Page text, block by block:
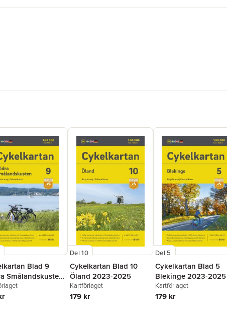
Blad 9
Smålandskusten
2025
Del 10
Cykelkartan Blad 10
Öland 2023-2025
Kartförlaget
179 kr
Del 5
Cykelkartan Blad 5
Blekinge 2023-2025
Kartförlaget
179 kr